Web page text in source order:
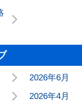
2026年6月
2026年4月